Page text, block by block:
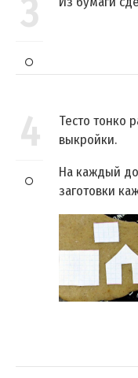
3
4
Тесто тонко
выкройки.
На каждый
заготовки